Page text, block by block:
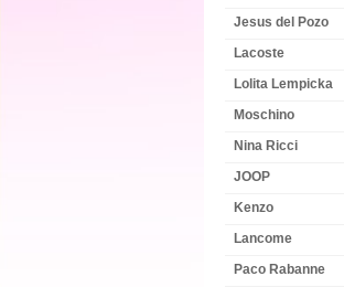
Jesus del Pozo
Lacoste
Lolita Lempicka
Moschino
Nina Ricci
JOOP
Kenzo
Lancome
Paco Rabanne